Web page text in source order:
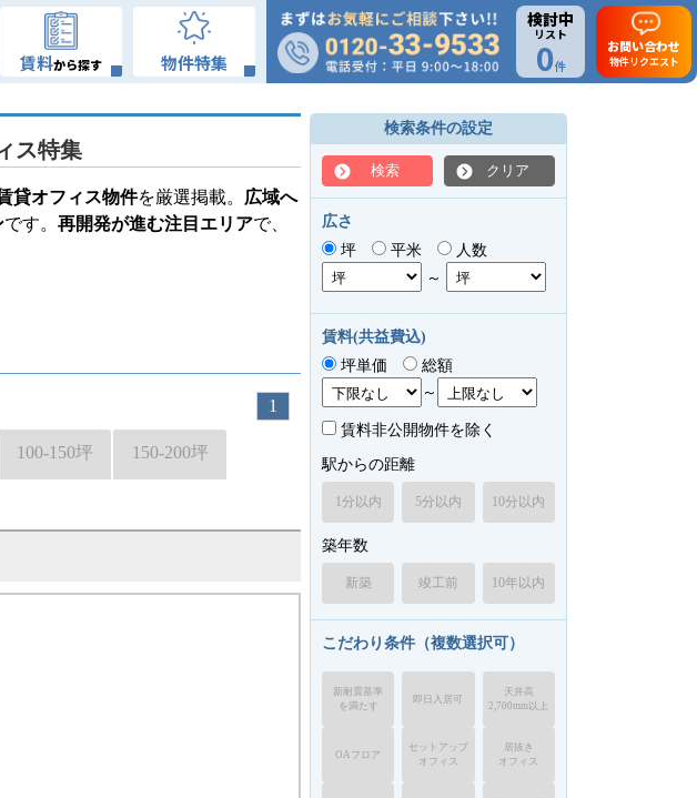
賃料から探す 物件特集
検討中
リスト
0件
お問い合わせ
物件リクエスト
ス特集
貸オフィス物件を厳選掲載。 広域へ
です。 再開発が進む注目エリアで、
1
100-150坪 150-200坪
検索条件の設定
検索 クリア
広さ
坪
平米
人数
～
賃料(共益費込)
坪単価
総額
～
賃料非公開物件を除く
駅からの距離
1分以内 5分以内 10分以内
築年数
新築 竣工前 10年以内
こだわり条件（複数選択可）
新耐震基準
を満たす
即日入居可
天井高
2,700mm以上
OAフロア
セットアップ
オフィス
居抜き
オフィス